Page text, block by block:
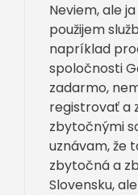
Neviem, ale
použijem
napríklad
spoločnosti
zadarmo,
registrovať a
zbytočnými
uznávam, že
zbytočná a
Slovensku,